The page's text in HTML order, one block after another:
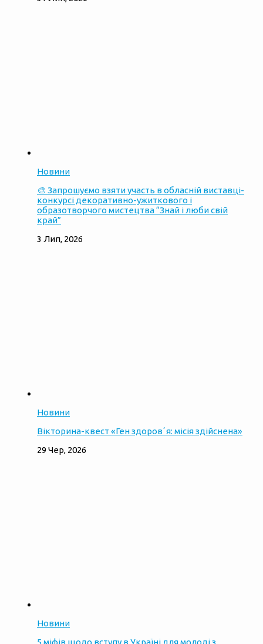
Новини
🎨 Запрошуємо взяти участь в обласній виставці-
конкурсі декоративно-ужиткового і
образотворчого мистецтва “Знай і люби свій
край”
3 Лип, 2026
Новини
Вікторина-квест «Ген здоровʼя: місія здійснена»
29 Чер, 2026
Новини
5 міфів щодо вступу в Україні для молоді з